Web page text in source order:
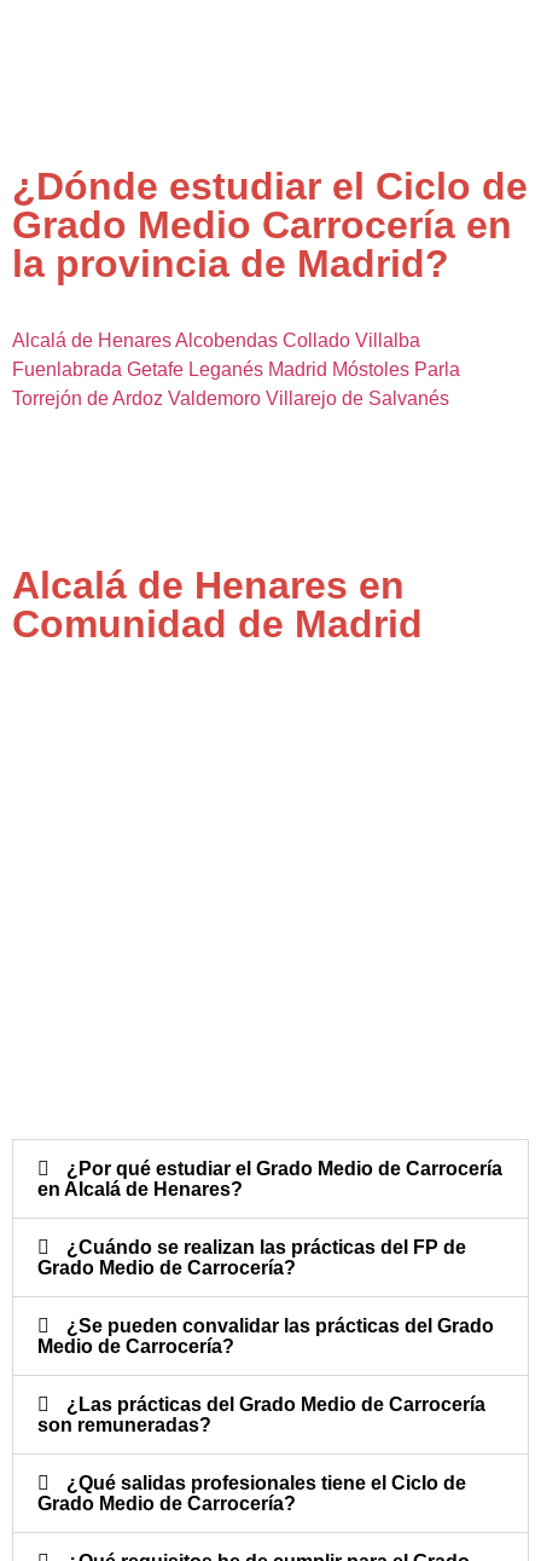
¿Dónde estudiar el Ciclo de
Grado Medio Carrocería en
la provincia de Madrid?
Alcalá de HenaresAlcobendas Collado Villalba
Fuenlabrada Getafe Leganés Madrid Móstoles Parla
Torrejón de Ardoz Valdemoro Villarejo de Salvanés
Alcalá de Henares en
Comunidad de Madrid
¿Por qué estudiar el Grado Medio de Carrocería
en Alcalá de Henares?
¿Cuándo se realizan las prácticas del FP de
Grado Medio de Carrocería?​
¿Se pueden convalidar las prácticas del Grado
Medio de Carrocería?​
¿Las prácticas del Grado Medio de Carrocería
son remuneradas?​
¿Qué salidas profesionales tiene el Ciclo de
Grado Medio de Carrocería?​